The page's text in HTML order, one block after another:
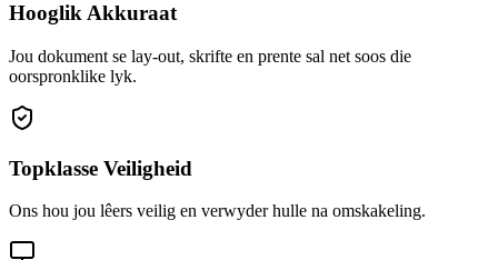
Hooglik Akkuraat
Jou dokument se lay-out, skrifte en prente sal net soos die
oorspronklike lyk.
Topklasse Veiligheid
Ons hou jou lêers veilig en verwyder hulle na omskakeling.